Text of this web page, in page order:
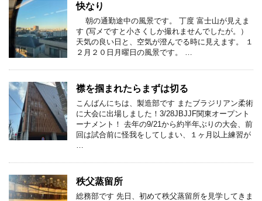
快なり
朝の通勤途中の風景です。 丁度 富士山が見えま
す (写メですと小さくしか撮れませんでしたが。）
天気の良い日と、空気が澄んでる時に見えます。 １
２月２０日月曜日の風景です。 …
襟を掴まれたらまずは切る
こんばんにちは、製造部です またブラジリアン柔術
に大会に出場しました！3/28JBJJF関東オープント
ーナメント！ 去年の9/21から約半年ぶりの大会、前
回は試合前に怪我をしてしまい、１ヶ月以上練習が
秩父蒸留所
総務部です 先日、初めて秩父蒸留所を見学してきま